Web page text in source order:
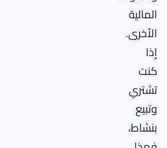
المالية
الأخرى.
إذا
كنت
تشتري
وتبيع
بنشاط،